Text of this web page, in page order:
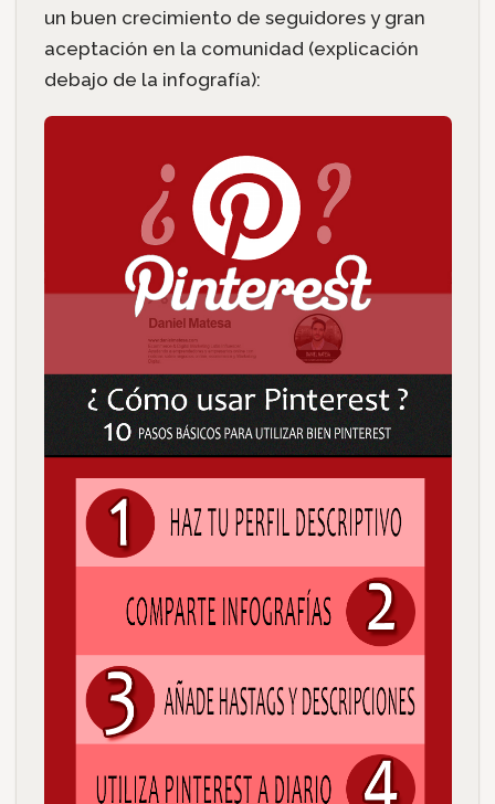
un buen crecimiento de seguidores y gran
aceptación en la comunidad (explicación
debajo de la infografía):